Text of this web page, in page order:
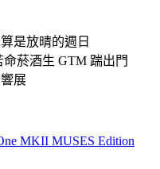
是放晴的週日
菸酒生 GTM 踹出門
展
MKII MUSES Edition